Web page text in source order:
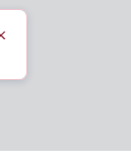
Schließen